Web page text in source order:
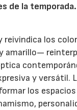
de la temporada.
reivindica los
amarillo—
y versátil.
los